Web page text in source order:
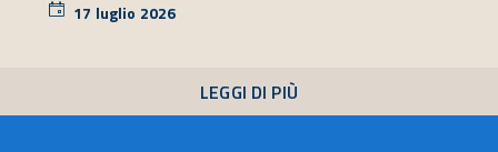
17 luglio 2026
LEGGI DI PIÙ